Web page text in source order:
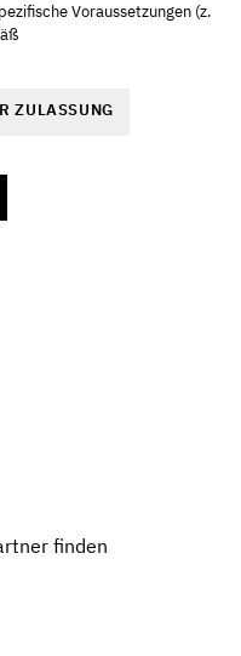
Voraussetzungen (z.
ZULASSUNG
finden